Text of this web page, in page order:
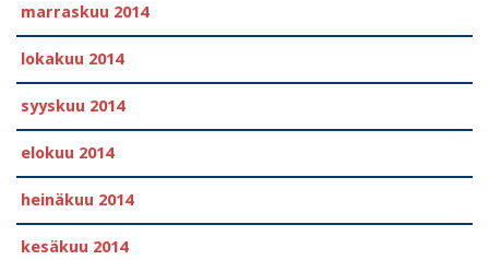
marraskuu 2014
lokakuu 2014
syyskuu 2014
elokuu 2014
heinäkuu 2014
kesäkuu 2014